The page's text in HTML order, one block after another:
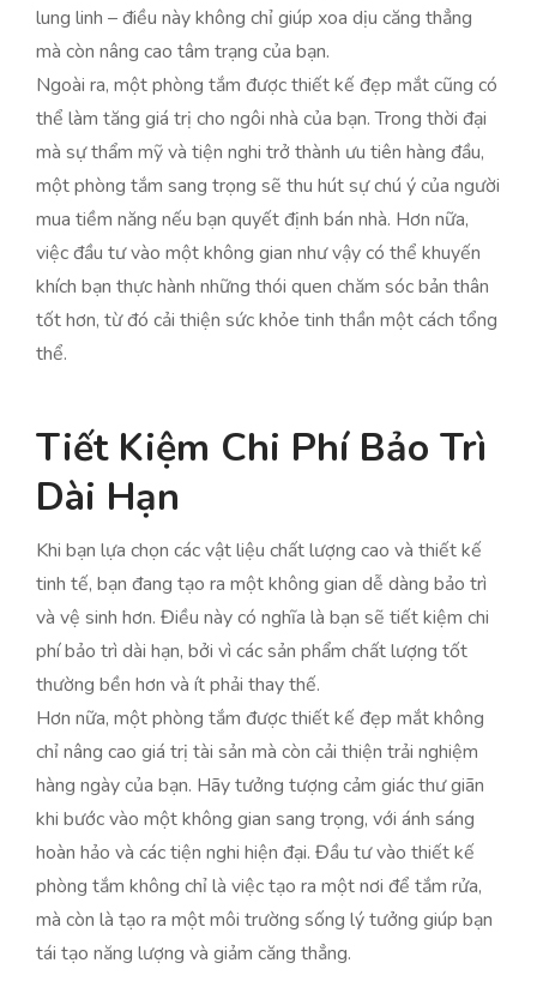
lung linh – điều này không chỉ giúp xoa dịu căng thẳng
mà còn nâng cao tâm trạng của bạn.
Ngoài ra, một phòng tắm được thiết kế đẹp mắt cũng có
thể làm tăng giá trị cho ngôi nhà của bạn. Trong thời đại
mà sự thẩm mỹ và tiện nghi trở thành ưu tiên hàng đầu,
một phòng tắm sang trọng sẽ thu hút sự chú ý của người
mua tiềm năng nếu bạn quyết định bán nhà. Hơn nữa,
việc đầu tư vào một không gian như vậy có thể khuyến
khích bạn thực hành những thói quen chăm sóc bản thân
tốt hơn, từ đó cải thiện sức khỏe tinh thần một cách tổng
thể.
Tiết Kiệm Chi Phí Bảo Trì
Dài Hạn
Khi bạn lựa chọn các vật liệu chất lượng cao và thiết kế
tinh tế, bạn đang tạo ra một không gian dễ dàng bảo trì
và vệ sinh hơn. Điều này có nghĩa là bạn sẽ tiết kiệm chi
phí bảo trì dài hạn, bởi vì các sản phẩm chất lượng tốt
thường bền hơn và ít phải thay thế.
Hơn nữa, một phòng tắm được thiết kế đẹp mắt không
chỉ nâng cao giá trị tài sản mà còn cải thiện trải nghiệm
hàng ngày của bạn. Hãy tưởng tượng cảm giác thư giãn
khi bước vào một không gian sang trọng, với ánh sáng
hoàn hảo và các tiện nghi hiện đại. Đầu tư vào thiết kế
phòng tắm không chỉ là việc tạo ra một nơi để tắm rửa,
mà còn là tạo ra một môi trường sống lý tưởng giúp bạn
tái tạo năng lượng và giảm căng thẳng.